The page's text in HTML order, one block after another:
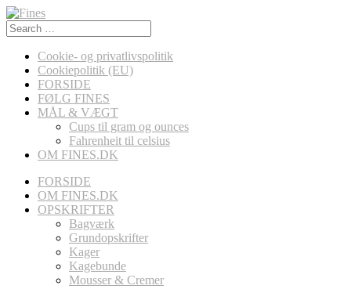
Search
for:
Cookie- og privatlivspolitik
Cookiepolitik (EU)
FORSIDE
FØLG FINES
MÅL & VÆGT
Cups til gram og ounces
Fahrenheit til celsius
OM FINES.DK
FORSIDE
OM FINES.DK
OPSKRIFTER
Bagværk
Grundopskrifter
Kager
Kagebunde
Mousser & Cremer